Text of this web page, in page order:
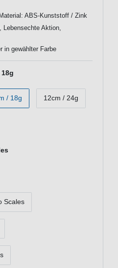
ABS-Kunststoff / Zink
Lebensechte Aktion,
in gewählter Farbe
18g
/ 18g 12cm / 24g
Scales